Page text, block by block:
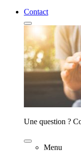
Contact
Une question ?
Menu